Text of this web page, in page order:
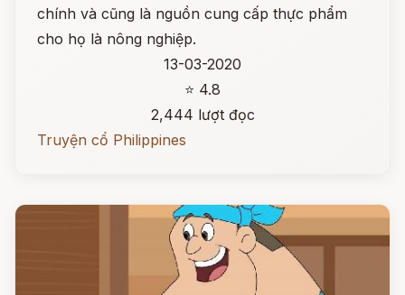
chính và cũng là nguồn cung cấp thực phẩm
cho họ là nông nghiệp.
13-03-2020
⭐ 4.8
2,444 lượt đọc
Truyện cổ Philippines